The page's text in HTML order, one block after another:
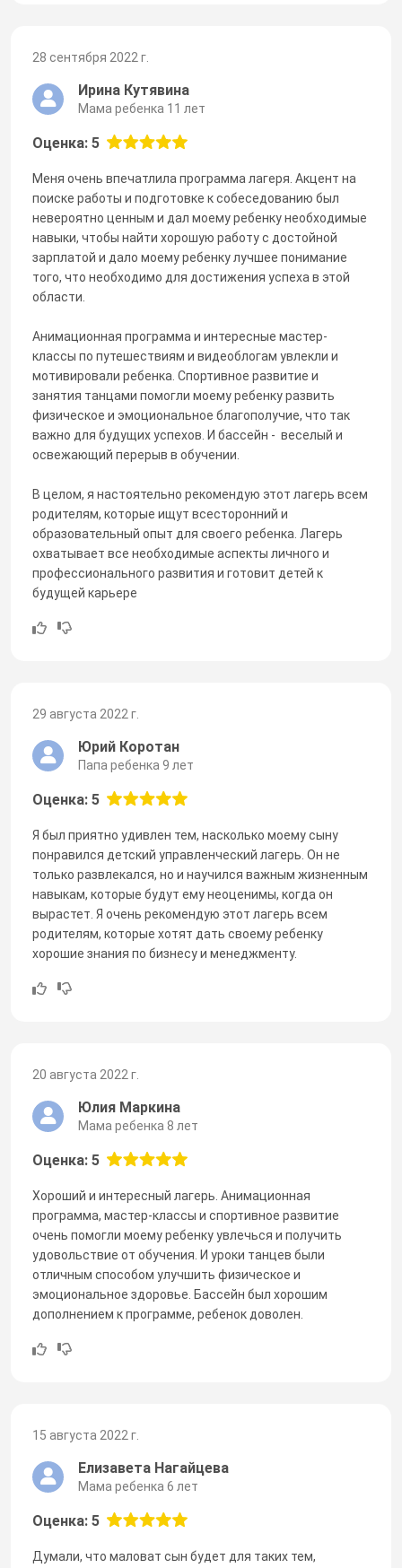
28 сентября 2022 г.
Ирина Кутявина
Мама ребенка 11 лет
Оценка: 5
Меня очень впечатлила программа лагеря. Акцент на
поиске работы и подготовке к собеседованию был
невероятно ценным и дал моему ребенку необходимые
навыки, чтобы найти хорошую работу с достойной
зарплатой и дало моему ребенку лучшее понимание
того, что необходимо для достижения успеха в этой
области.
Анимационная программа и интересные мастер-
классы по путешествиям и видеоблогам увлекли и
мотивировали ребенка. Спортивное развитие и
занятия танцами помогли моему ребенку развить
физическое и эмоциональное благополучие, что так
важно для будущих успехов. И бассейн - веселый и
освежающий перерыв в обучении.
В целом, я настоятельно рекомендую этот лагерь всем
родителям, которые ищут всесторонний и
образовательный опыт для своего ребенка. Лагерь
охватывает все необходимые аспекты личного и
профессионального развития и готовит детей к
будущей карьере
29 августа 2022 г.
Юрий Коротан
Папа ребенка 9 лет
Оценка: 5
Я был приятно удивлен тем, насколько моему сыну
понравился детский управленческий лагерь. Он не
только развлекался, но и научился важным жизненным
навыкам, которые будут ему неоценимы, когда он
вырастет. Я очень рекомендую этот лагерь всем
родителям, которые хотят дать своему ребенку
хорошие знания по бизнесу и менеджменту.
20 августа 2022 г.
Юлия Маркина
Мама ребенка 8 лет
Оценка: 5
Хороший и интересный лагерь. Анимационная
программа, мастер-классы и спортивное развитие
очень помогли моему ребенку увлечься и получить
удовольствие от обучения. И уроки танцев были
отличным способом улучшить физическое и
эмоциональное здоровье. Бассейн был хорошим
дополнением к программе, ребенок доволен.
15 августа 2022 г.
Елизавета Нагайцева
Мама ребенка 6 лет
Оценка: 5
Думали, что маловат сын будет для таких тем,